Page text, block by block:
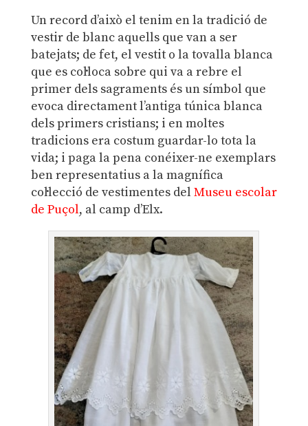
Un record d’això el tenim en la tradició de
vestir de blanc aquells que van a ser
batejats; de fet, el vestit o la tovalla blanca
que es col·loca sobre qui va a rebre el
primer dels sagraments és un símbol que
evoca directament l’antiga túnica blanca
dels primers cristians; i en moltes
tradicions era costum guardar-lo tota la
vida; i paga la pena conéixer-ne exemplars
ben representatius a la magnífica
col·lecció de vestimentes del Museu escolar
de Puçol, al camp d’Elx.